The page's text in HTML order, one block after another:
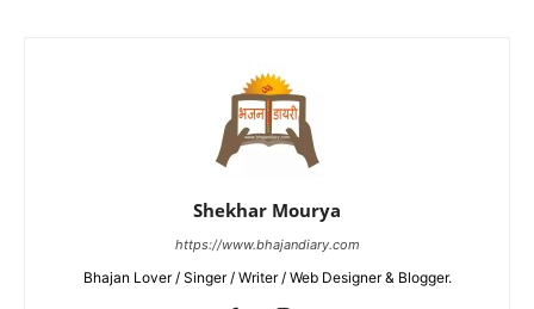
Shekhar Mourya
https://www.bhajandiary.com
Bhajan Lover / Singer / Writer / Web Designer & Blogger.